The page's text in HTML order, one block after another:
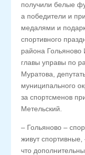
получили белые
а победители и
медалями и
спортивного
района Гольяново
главы управы по
Муратова,
муниципального
за спортсменов
Метельский.
– Гольяново –
живут
что